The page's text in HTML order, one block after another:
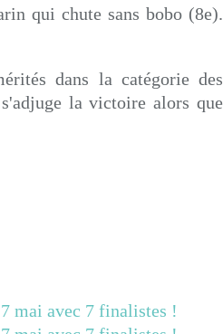
qui chute sans bobo (8e).
dans la catégorie des
s'adjuge la victoire alors que